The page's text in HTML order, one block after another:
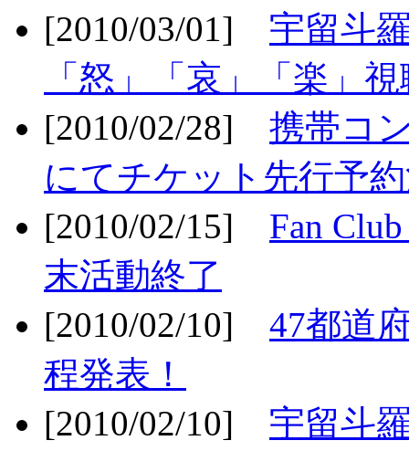
[2010/03/01] 宇留斗
「怒」「哀」「楽」
[2010/02/28] 携帯コ
にてチケット先行予
[2010/02/15] Fan
末活動終了
[2010/02/10] 47都道
程発表！
[2010/02/10] 宇留斗